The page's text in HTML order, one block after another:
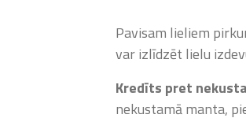
Pavisam lieliem
var izlīdzēt lielu
Kredīts pret
nekustamā manta,